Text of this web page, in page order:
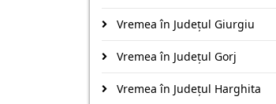
Vremea în Județul Giurgiu
Vremea în Județul Gorj
Vremea în Județul Harghita